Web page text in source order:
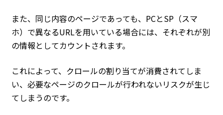
また、同じ内容のページであっても、PCとSP（スマ
ホ）で異なるURLを用いている場合には、それぞれが別
の情報としてカウントされます。
これによって、クロールの割り当てが消費されてしま
い、必要なページのクロールが行われないリスクが生じ
てしまうのです。